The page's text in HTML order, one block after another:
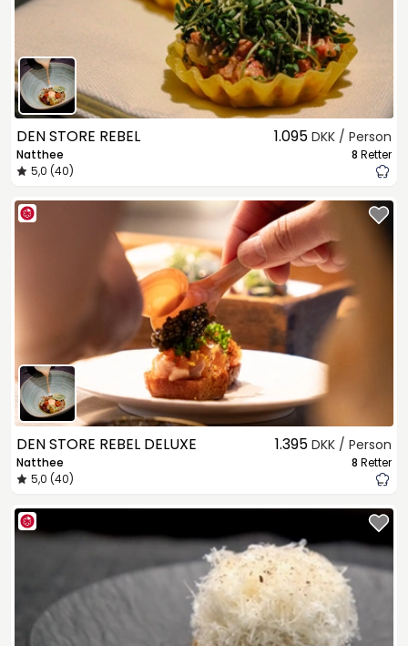
DEN STORE REBEL
Natthee
5,0 (40)
1.095 DKK / Person
8 Retter
DEN STORE REBEL DELUXE
Natthee
5,0 (40)
1.395 DKK / Person
8 Retter